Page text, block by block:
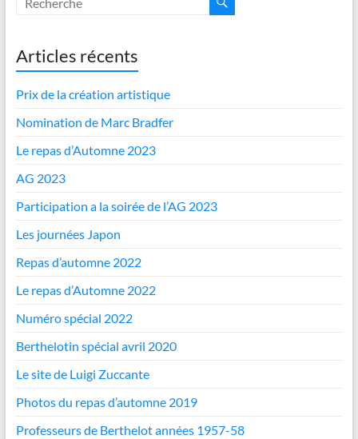
Articles récents
Prix de la création artistique
Nomination de Marc Bradfer
Le repas d’Automne 2023
AG 2023
Participation a la soirée de l’AG 2023
Les journées Japon
Repas d’automne 2022
Le repas d’Automne 2022
Numéro spécial 2022
Berthelotin spécial avril 2020
Le site de Luigi Zuccante
Photos du repas d’automne 2019
Professeurs de Berthelot années 1957-58